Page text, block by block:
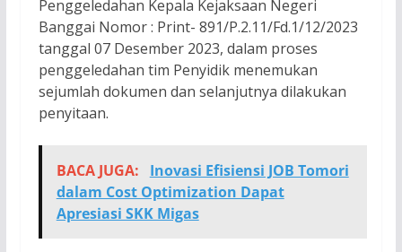
Penggeledahan Kepala Kejaksaan Negeri
Banggai Nomor : Print- 891/P.2.11/Fd.1/12/2023
tanggal 07 Desember 2023, dalam proses
penggeledahan tim Penyidik menemukan
sejumlah dokumen dan selanjutnya dilakukan
penyitaan.
BACA JUGA:
Inovasi Efisiensi JOB Tomori
dalam Cost Optimization Dapat
Apresiasi SKK Migas